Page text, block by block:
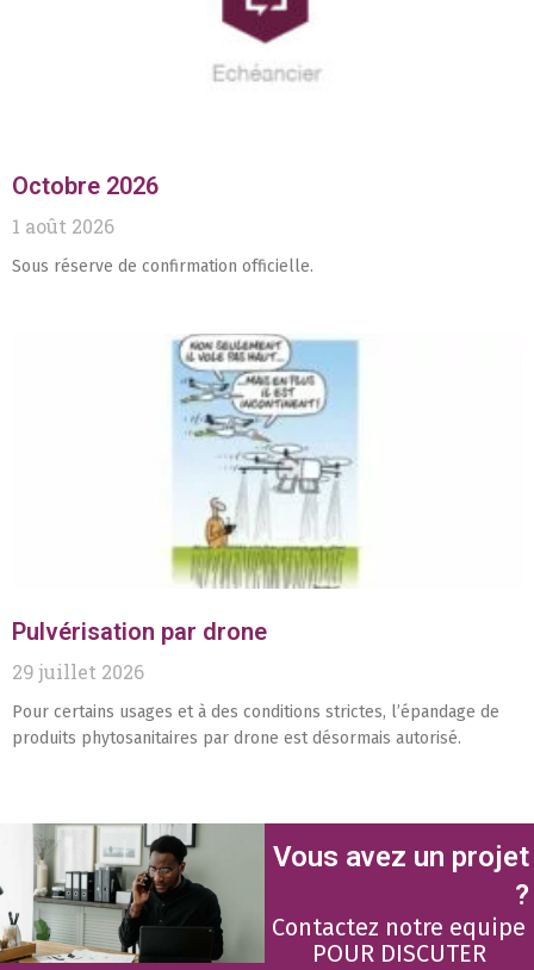
Octobre 2026
1 août 2026
Sous réserve de confirmation officielle.
Pulvérisation par drone
29 juillet 2026
Pour certains usages et à des conditions strictes, l’épandage de
produits phytosanitaires par drone est désormais autorisé.
Vous avez un projet
?
Contactez notre equipe
POUR DISCUTER